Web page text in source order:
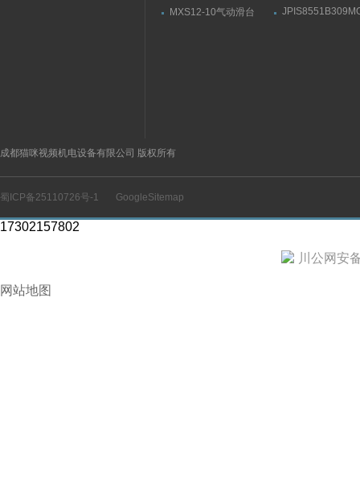
SICK线性测量传感器结
磁阀161362
MXS12-10气动滑台
成都猫咪视频机电设备有限公司 版权所有
蜀ICP备25110726号-1 GoogleSitemap
17302157802
川公网安
网站地图